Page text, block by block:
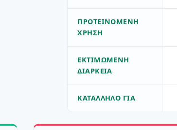
ΠΡΟΤΕΙΝΌΜΕΝΗ
ΧΡΉΣΗ
ΕΚΤΙΜΏΜΕΝΗ
ΔΙΆΡΚΕΙΑ
ΚΑΤΆΛΛΗΛΟ ΓΙΑ